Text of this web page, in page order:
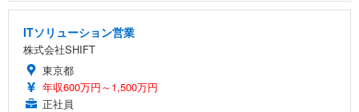
ITソリューション営業
株式会社SHIFT
東京都
年収600万円～1,500万円
正社員